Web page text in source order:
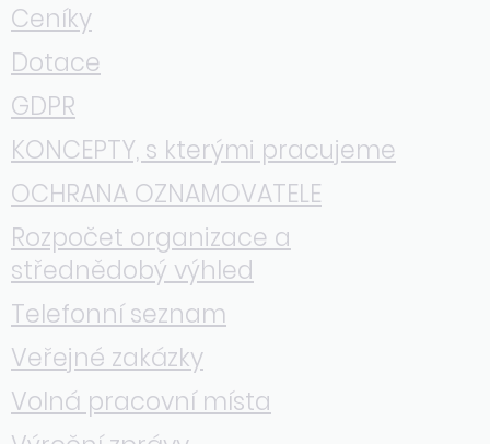
Ceníky
Dotace
GDPR
KONCEPTY, s kterými pracujeme
OCHRANA OZNAMOVATELE
Rozpočet organizace a
střednědobý výhled
Telefonní seznam
Veřejné zakázky
Volná pracovní místa